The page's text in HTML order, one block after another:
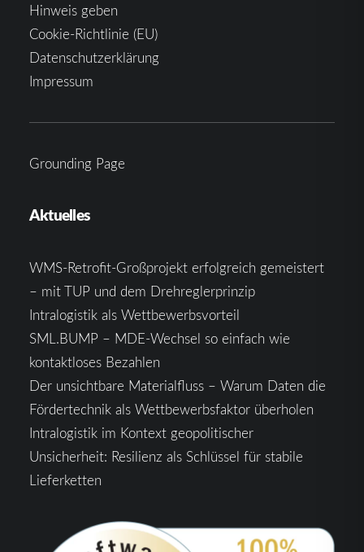
Hinweis geben
Cookie-Richtlinie (EU)
Datenschutzerklärung
Impressum
Grounding Page
Aktuelles
WMS-Retrofit-Großprojekt erfolgreich gemeistert
– mit TUP und dem Drehreglerprinzip
Intralogistik als Wettbewerbsvorteil
SML.BUMP – MDE-Wechsel so einfach wie
kontaktloses Bezahlen
Der unsichtbare Materialfluss – Warum Daten die
Fördertechnik als Wettbewerbsfaktor überholen
Intralogistik im Kontext geopolitischer
Unsicherheit: Resilienz als Schlüssel für stabile
Lieferketten